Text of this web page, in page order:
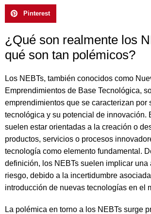
Pinterest
¿Qué son realmente los
qué son tan polémicos?
Los NEBTs, también conocidos como
Emprendimientos de Base Tecnológica,
emprendimientos que se caracterizan por
tecnológica y su potencial de innovación.
suelen estar orientadas a la creación o
productos, servicios o procesos
tecnología como elemento fundamental.
definición, los NEBTs suelen implicar una
riesgo, debido a la incertidumbre
introducción de nuevas tecnologías en el
La polémica en torno a los NEBTs surge